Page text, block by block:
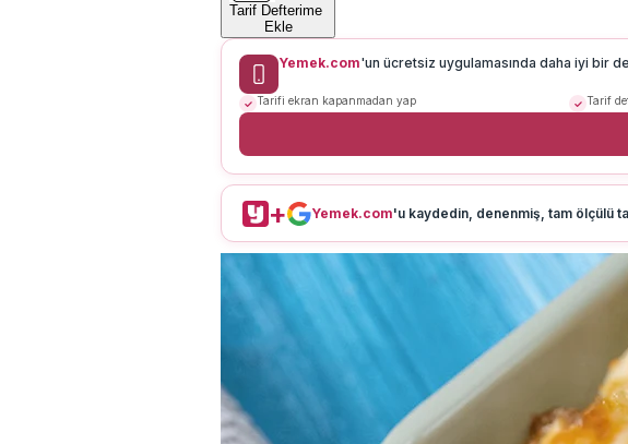
Tarif Defterime
Ekle
Yemek.com'un ücretsiz uygulamasında daha iyi bir
Tarifi ekran kapanmadan yap Tarif
+ Yemek.com'u kaydedin, denenmiş, tam ölçülü